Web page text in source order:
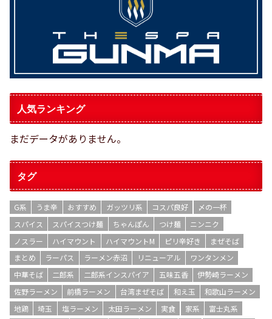
人気ランキング
まだデータがありません。
タグ
G系 うま辛 おすすめ ガッツリ系 コスパ良好
〆の一杯
スパイス
スパイスつけ麺 ちゃんぽん つけ麺
ニンニク
ノスラー
ハイマウント ハイマウントM ピリ辛好き
まぜそば
まとめ
ラーパス ラーメン赤沼 リニューアル
ワンタンメン
中華そば
二郎系 二郎系インスパイア 五味五香
伊勢崎ラーメン
佐野ラーメン
前橋ラーメン 台湾まぜそば 和え玉
和歌山ラーメン
地鶏
埼玉 塩ラーメン 太田ラーメン 実食 家系
富士丸系